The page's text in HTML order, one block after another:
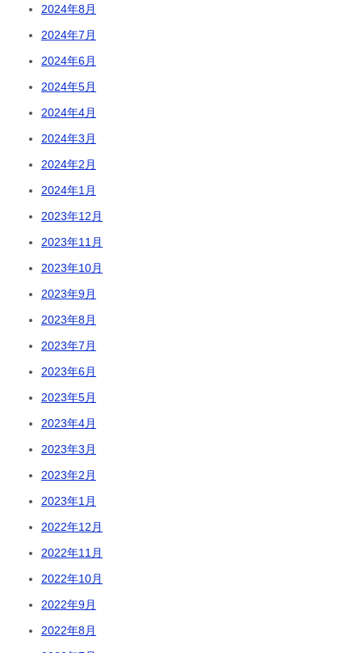
2024年8月
2024年7月
2024年6月
2024年5月
2024年4月
2024年3月
2024年2月
2024年1月
2023年12月
2023年11月
2023年10月
2023年9月
2023年8月
2023年7月
2023年6月
2023年5月
2023年4月
2023年3月
2023年2月
2023年1月
2022年12月
2022年11月
2022年10月
2022年9月
2022年8月